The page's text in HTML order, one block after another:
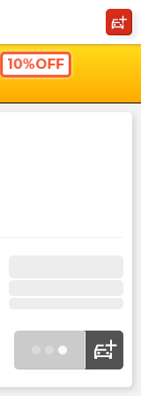
10%OFF
shopping_cart